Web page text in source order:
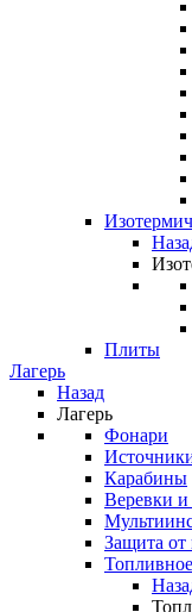
Плиты
Лагерь
Назад
Лагерь
Фонари
Карабины
Веревки
Защита от